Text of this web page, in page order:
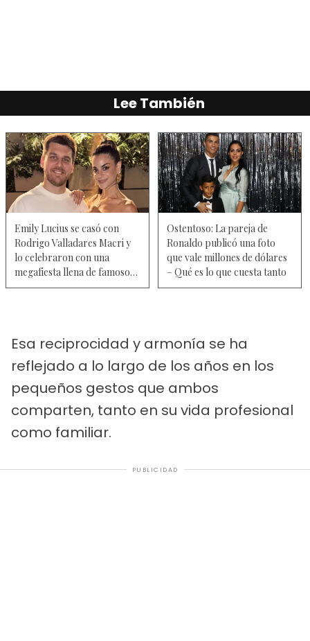
Lee También
Emily Lucius se casó con
Rodrigo Valladares Macri y
lo celebraron con una
megafiesta llena de famosos
— Fotos y videos
Ostentoso: La pareja de
Ronaldo publicó una foto
que vale millones de dólares
– Qué es lo que cuesta tanto
Esa reciprocidad y armonía se ha
reflejado a lo largo de los años en los
pequeños gestos que ambos
comparten, tanto en su vida profesional
como familiar.
PUBLICIDAD